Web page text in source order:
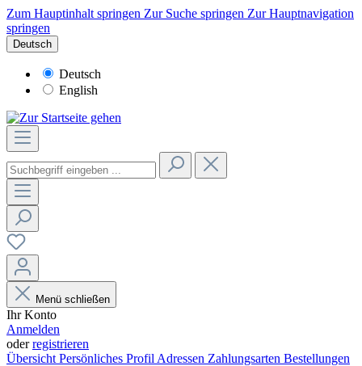
Zum Hauptinhalt springen Zur Suche springen Zur Hauptnavigation
springen
Deutsch
Deutsch
English
Menü schließen
Ihr Konto
Anmelden
oderregistrieren
Übersicht Persönliches Profil Adressen Zahlungsarten Bestellungen